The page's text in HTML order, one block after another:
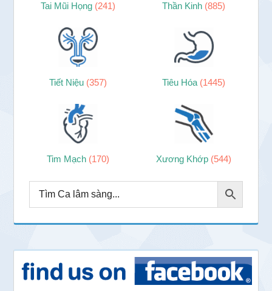
Tai Mũi Họng (241) Thần Kinh (885)
Tiết Niệu (357) Tiêu Hóa (1445)
Tim Mạch (170) Xương Khớp (544)